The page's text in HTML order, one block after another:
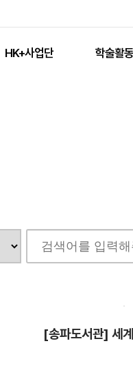
HK+사업단 학술활동
[송파도서관] 세